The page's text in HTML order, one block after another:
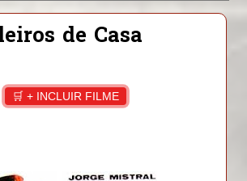
de Casa
🛒 + INCLUIR FILME